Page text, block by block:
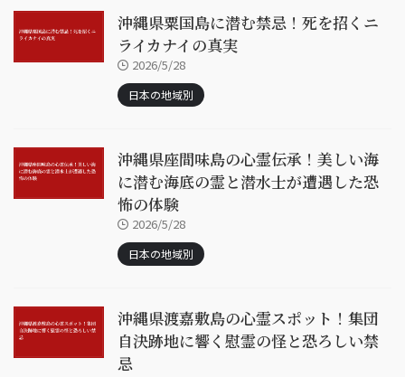
沖縄県粟国島に潜む禁忌！死を招くニ
ライカナイの真実
2026/5/28
日本の地域別
沖縄県座間味島の心霊伝承！美しい海
に潜む海底の霊と潜水士が遭遇した恐
怖の体験
2026/5/28
日本の地域別
沖縄県渡嘉敷島の心霊スポット！集団
自決跡地に響く慰霊の怪と恐ろしい禁
忌